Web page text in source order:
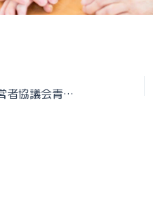
岩手県社会福祉法人経営者協議会青年会セミナー